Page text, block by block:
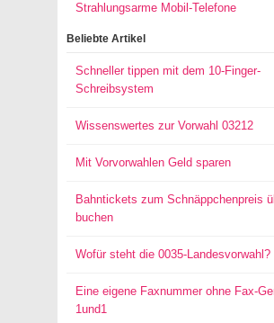
Strahlungsarme Mobil-Telefone
Beliebte Artikel
Schneller tippen mit dem 10-Finger-
Schreibsystem
Wissenswertes zur Vorwahl 03212
Mit Vorvorwahlen Geld sparen
Bahntickets zum Schnäppchenpreis
buchen
Wofür steht die 0035-Landesvorwahl?
Eine eigene Faxnummer ohne Fax-
1und1